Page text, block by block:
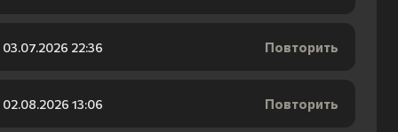
03.07.2026 22:36 Повторить
02.08.2026 13:06 Повторить